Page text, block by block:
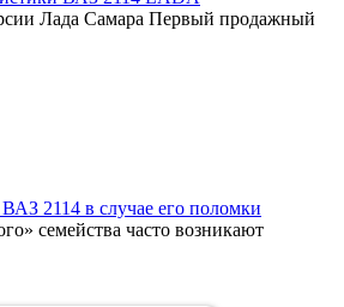
Лада Самара Первый продажный
2114 в случае его поломки
семейства часто возникают